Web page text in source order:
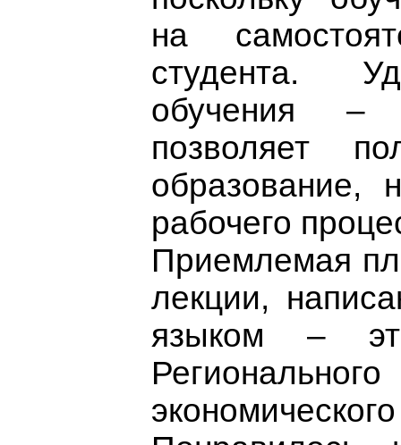
на
студента.
обучения –
позволяет
образование,
рабочего
Приемлемая
лекции,
языком –